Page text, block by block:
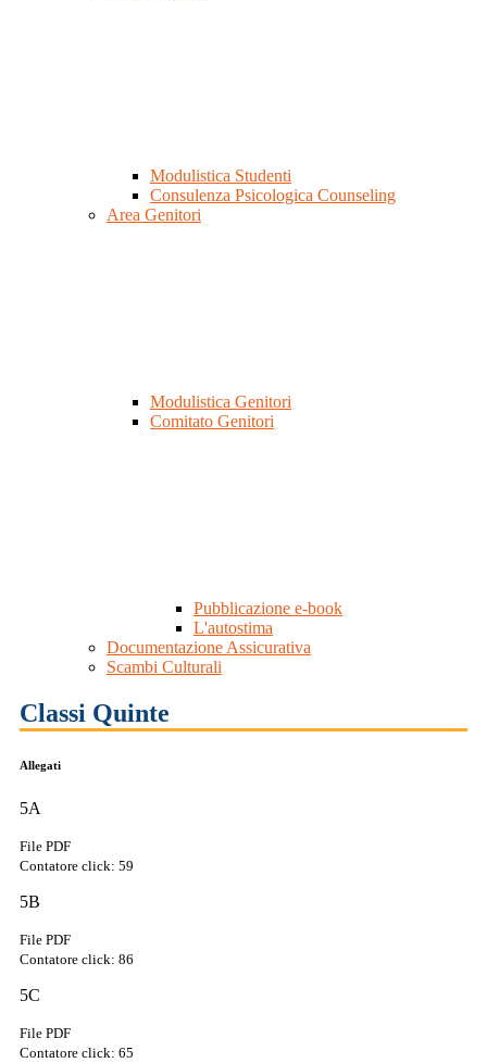
Modulistica Studenti
Consulenza Psicologica Counseling
Area Genitori
Modulistica Genitori
Comitato Genitori
Pubblicazione e-book
L'autostima
Documentazione Assicurativa
Scambi Culturali
Classi Quinte
Allegati
5A
File PDF
Contatore click: 59
5B
File PDF
Contatore click: 86
5C
File PDF
Contatore click: 65